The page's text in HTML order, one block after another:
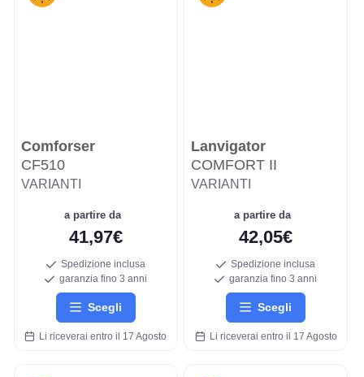
Comforser
CF510
VARIANTI
a partire da
41,97€
Spedizione inclusa
garanzia fino 3 anni
Scegli
Li riceverai entro il 17 Agosto
Lanvigator
COMFORT II
VARIANTI
a partire da
42,05€
Spedizione inclusa
garanzia fino 3 anni
Scegli
Li riceverai entro il 17 Agosto